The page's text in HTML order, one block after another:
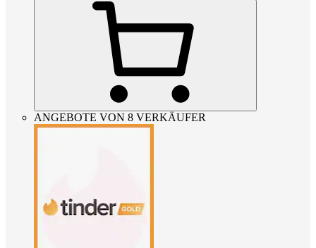
ANGEBOTE VON 8 VERKÄUFER